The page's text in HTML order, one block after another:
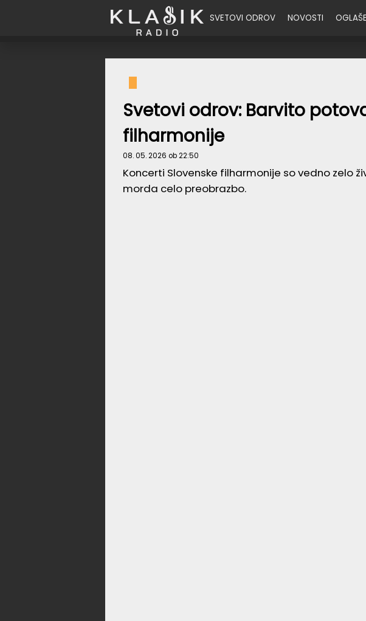
SVETOVI ODROV NOVOSTI
Svetovi odrov: Barvito
filharmonije
08. 05. 2026 ob 22:50
Koncerti Slovenske filharmonije so vedno zelo
morda celo preobrazbo.